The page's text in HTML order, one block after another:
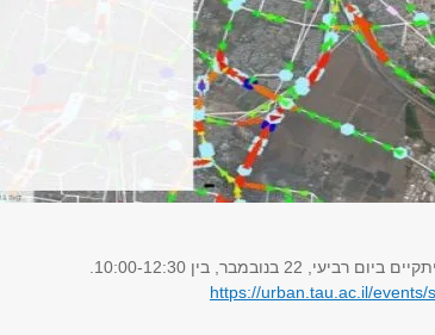
בנובמבר, בין 10:00-12:30.
https://urban.tau.ac.il/events/